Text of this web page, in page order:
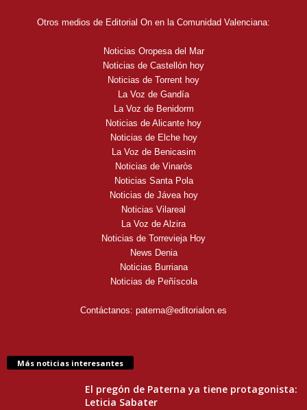
Otros medios de Editorial On en la Comunidad Valenciana:
Noticias Oropesa del Mar
Noticias de Castellón hoy
Noticias de Torrent hoy
La Voz de Gandía
La Voz de Benidorm
Noticias de Alicante hoy
Noticias de Elche hoy
La Voz de Benicasim
Noticias de Vinaròs
Noticias Santa Pola
Noticias de Jávea hoy
Noticias Vilareal
La Voz de Alzira
Noticias de Torrevieja Hoy
News Denia
Noticias Burriana
Noticias de Peñíscola
Contáctanos: paterna@editorialon.es
Más noticias interesantes
El pregón de Paterna ya tiene protagonista:
Leticia Sabater